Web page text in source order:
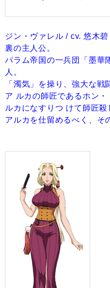
ジン・ヴァレル / cv. 悠木
裏の主人公。
パラム帝国の一兵団「墨華
人。
「濁気」を操り、強大な戦
ア ルカの師匠であるホン
ルカになすりつ けて師匠殺
アルカを仕留めるべく、そ